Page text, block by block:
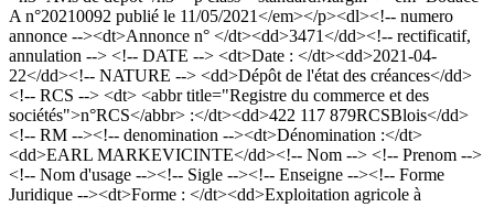
A n°20210092 publié le 11/05/2021</em></p><dl><!-- numero
annonce --><dt>Annonce n° </dt><dd>3471</dd><!-- rectificatif,
annulation --> <!-- DATE --> <dt>Date : </dt><dd>2021-04-
22</dd><!-- NATURE --> <dd>Dépôt de l'état des créances</dd>
<!-- RCS --> <dt> <abbr title="Registre du commerce et des
sociétés">n°RCS</abbr> :</dt><dd>422 117 879RCSBlois</dd>
<!-- RM --><!-- denomination --><dt>Dénomination :</dt>
<dd>EARL MARKEVICINTE</dd><!-- Nom --> <!-- Prenom -->
<!-- Nom d'usage --><!-- Sigle --><!-- Enseigne --><!-- Forme
Juridique --><dt>Forme : </dt><dd>Exploitation agricole à